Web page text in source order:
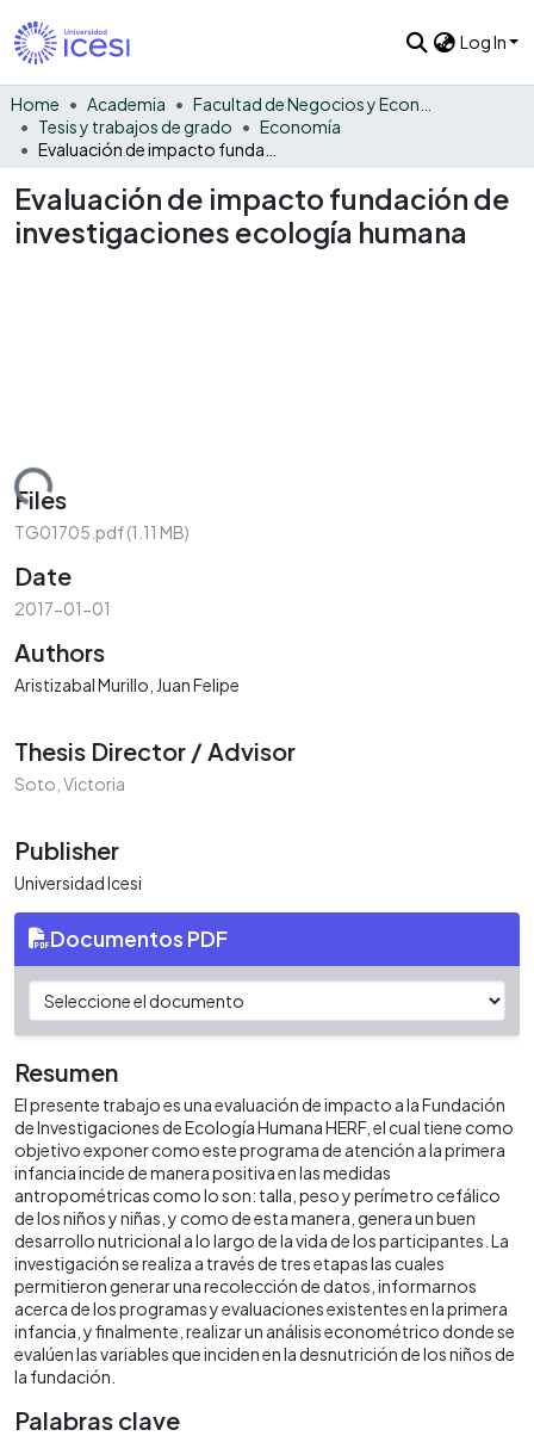
Log In
Home Academia
Tesis y trabajos de grado
Economía
Evaluación de impacto fundación de
investigaciones ecología humana
Files
TG01705.pdf(1.11 MB)
Date
2017-01-01
Authors
Aristizabal Murillo, Juan Felipe
Thesis Director / Advisor
Soto, Victoria
Publisher
Universidad Icesi
Documentos PDF
Resumen
El presente trabajo es una evaluación de impacto a la Fundación
de Investigaciones de Ecología Humana HERF, el cual tiene como
objetivo exponer como este programa de atención a la primera
infancia incide de manera positiva en las medidas
antropométricas como lo son: talla, peso y perímetro cefálico
de los niños y niñas, y como de esta manera, genera un buen
desarrollo nutricional a lo largo de la vida de los participantes. La
investigación se realiza a través de tres etapas las cuales
permitieron generar una recolección de datos, informarnos
acerca de los programas y evaluaciones existentes en la primera
infancia, y finalmente, realizar un análisis econométrico donde se
evalúen las variables que inciden en la desnutrición de los niños de
la fundación.
Palabras clave